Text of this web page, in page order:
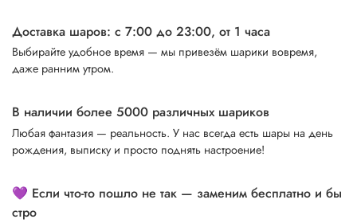
Доставка шаров: с 7:00 до 23:00, от 1 часа
Выбирайте удобное время — мы привезём шарики вовремя,
даже ранним утром.
В наличии более 5000 различных шариков
Любая фантазия — реальность. У нас всегда есть шары на день
рождения, выписку и просто поднять настроение!
💜 Если что-то пошло не так — заменим бесплатно и бы
стро